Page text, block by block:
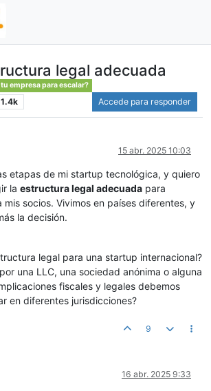
legal adecuada
empresa para escalar?
1.4k Accede para responder
15 abr. 2025 10:03
etapas de mi startup tecnológica, y quiero
la estructura legal adecuada para
mis socios. Vivimos en países diferentes, y
la decisión.
legal para una startup internacional?
una LLC, una sociedad anónima o alguna
fiscales y legales debemos
en diferentes jurisdicciones?
9
16 abr. 2025 9:33